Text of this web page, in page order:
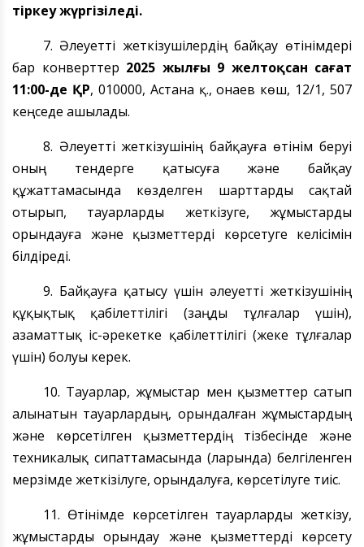
тіркеу жүргізіледі.
7. Әлеуетті жеткізушілердің байқау өтінімдері
бар конверттер 2025 жылғы 9 желтоқсан сағат
11:00-де ҚР, 010000, Астана қ., Қонаев көш, 12/1, 507
кеңседе ашылады.
8. Әлеуетті жеткізушінің байқауға өтінім беруі
оның тендерге қатысуға және байқау
құжаттамасында көзделген шарттарды сақтай
отырып, тауарларды жеткізуге, жұмыстарды
орындауға және қызметтерді көрсетуге келісімін
білдіреді.
9. Байқауға қатысу үшін әлеуеттіжеткізушінің
құқықтық қабілеттілігі (заңды тұлғалар үшін),
азаматтық іс-әрекетке қабілеттілігі (жеке тұлғалар
үшін) болуы керек.
10. Тауарлар, жұмыстар мен қызметтер сатып
алынатын тауарлардың, орындалған жұмыстардың
және көрсетілген қызметтердің тізбесінде және
техникалық сипаттамасында (ларында) белгіленген
мерзімде жеткізілуге, орындалуға, көрсетілуге тиіс.
11. Өтінімде көрсетілген тауарларды жеткізу,
жұмыстарды орындау және қызметтерді көрсету